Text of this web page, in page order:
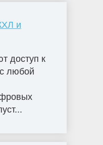
и
доступ к
любой